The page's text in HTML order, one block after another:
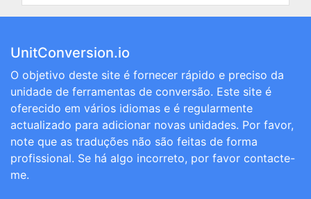
UnitConversion.io
O objetivo deste site é fornecer rápido e preciso da
unidade de ferramentas de conversão. Este site é
oferecido em vários idiomas e é regularmente
actualizado para adicionar novas unidades. Por favor,
note que as traduções não são feitas de forma
profissional. Se há algo incorreto, por favor contacte-
me.